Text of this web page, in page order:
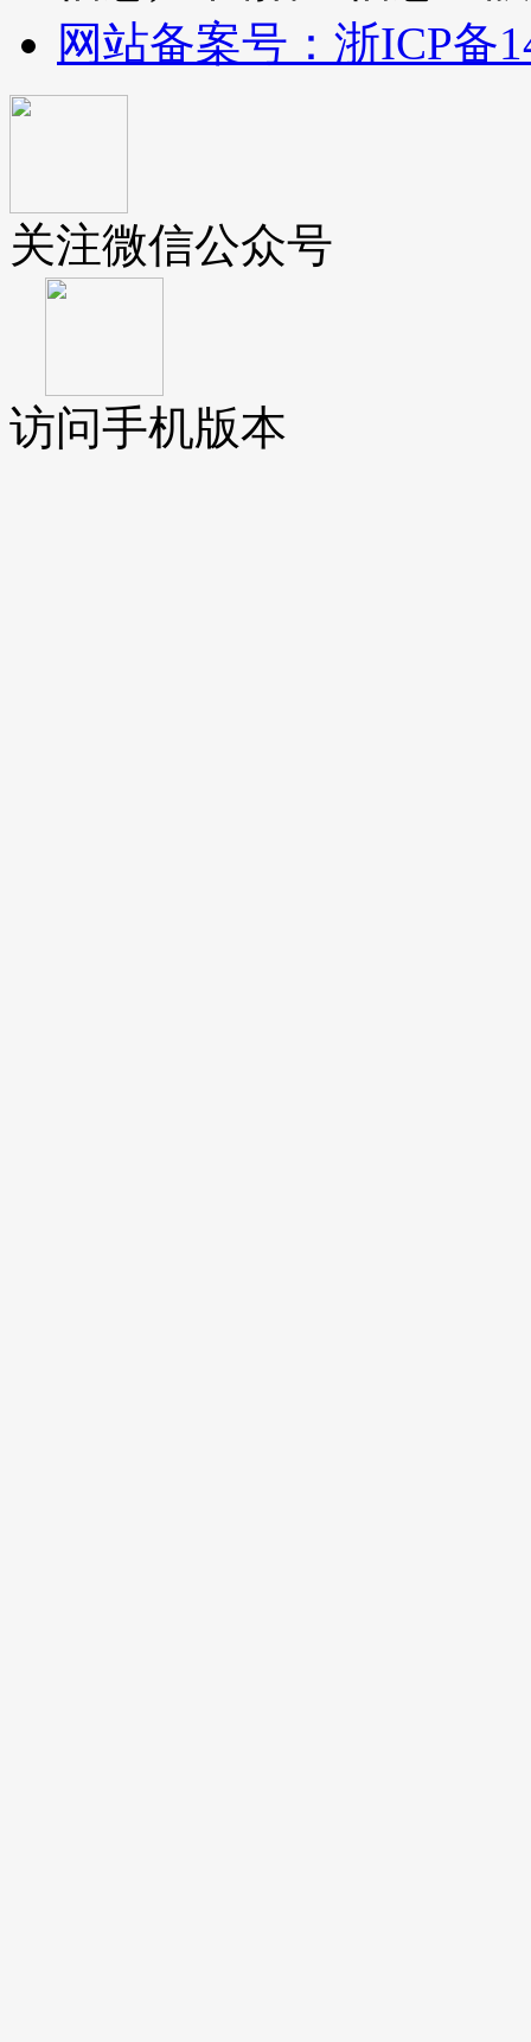
网站备案号：浙ICP备
关注微信公众号
访问手机版本